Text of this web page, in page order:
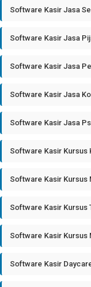
Software Kasir Jasa
Software Kasir Jasa
Software Kasir Jasa
Software Kasir Jasa
Software Kasir Jasa
Software Kasir Kursus
Software Kasir Kursus
Software Kasir Kursus
Software Kasir Kursus
Software Kasir